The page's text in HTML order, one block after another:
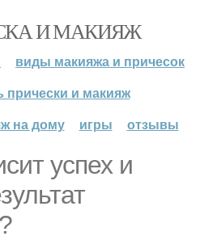
И МАКИЯЖ
виды макияжа и причесок
прически и макияж
на дому
игры отзывы
успех и